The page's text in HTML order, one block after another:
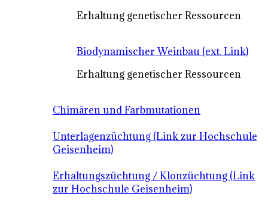
Erhaltung genetischer Ressourcen
Biodynamischer Weinbau (ext. Link)
Erhaltung genetischer Ressourcen
Chimären und Farbmutationen
Unterlagenzüchtung (Link zur Hochschule
Geisenheim)
Erhaltungszüchtung / Klonzüchtung (Link
zur Hochschule Geisenheim)